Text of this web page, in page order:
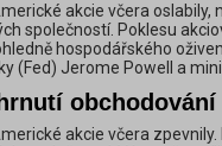
akcie včera oslabily,
společností. Poklesu
hospodářského
(Fed) Jerome Powell a
obchodování
akcie včera